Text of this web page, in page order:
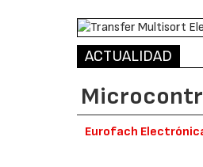
ACTUALIDAD
Eurofach